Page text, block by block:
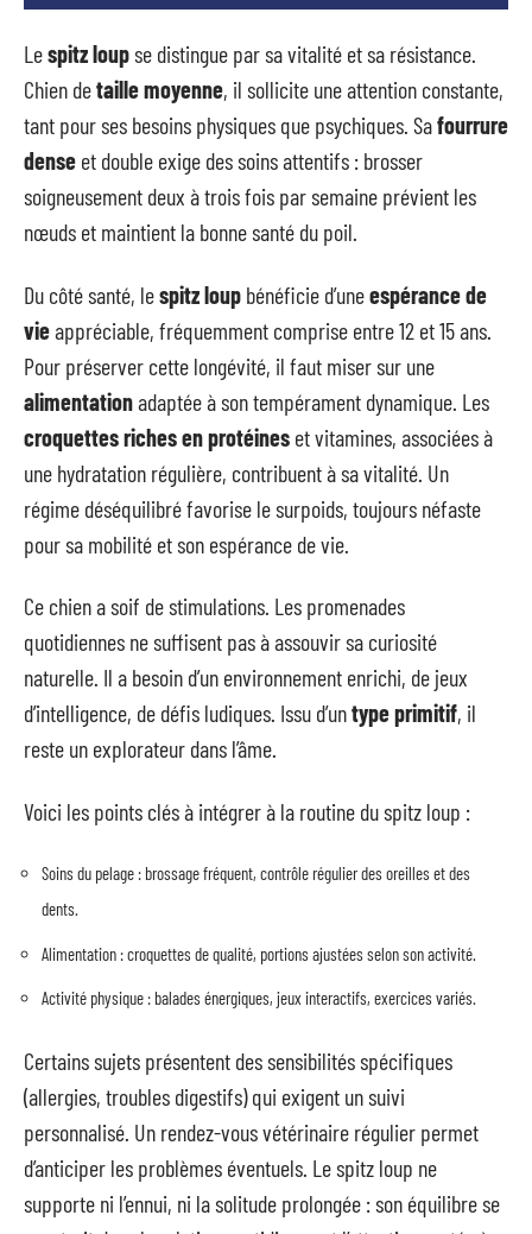
Lespitz loupse distingue par sa vitalité et sa résistance.
Chien detaille moyenne, il sollicite une attention constante,
tant pour ses besoins physiques que psychiques. Safourrure
dense et double exige des soins attentifs : brosser
soigneusement deux à trois fois par semaine prévient les
nœuds et maintient la bonne santé du poil.
Du côté santé, lespitz loup bénéficie d’uneespérance de
vieappréciable, fréquemment comprise entre 12 et 15 ans.
Pour préserver cette longévité, il faut miser sur une
alimentationadaptée à son tempérament dynamique. Les
croquettes riches en protéines et vitamines, associées à
une hydratation régulière, contribuent à sa vitalité. Un
régime déséquilibré favorise le surpoids, toujours néfaste
pour sa mobilité et son espérance de vie.
Ce chien a soif de stimulations. Les promenades
quotidiennes ne suffisent pas à assouvir sa curiosité
naturelle. Il a besoin d’un environnement enrichi, de jeux
d’intelligence, de défis ludiques. Issu d’untype primitif, il
reste un explorateur dans l’âme.
Voici les points clés à intégrer à la routine du spitz loup :
Soins du pelage : brossage fréquent, contrôle régulier des oreilles et des
dents.
Alimentation : croquettes de qualité, portions ajustées selon son activité.
Activité physique : balades énergiques, jeux interactifs, exercices variés.
Certains sujets présentent des sensibilités spécifiques
(allergies, troubles digestifs) qui exigent un suivi
personnalisé. Un rendez-vous vétérinaire régulier permet
d’anticiper les problèmes éventuels. Le spitz loup ne
supporte ni l’ennui, ni la solitude prolongée : son équilibre se